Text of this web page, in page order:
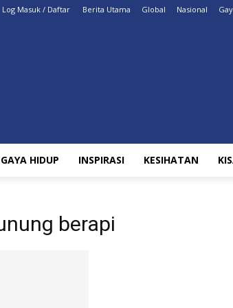
Log Masuk / Daftar Berita Utama Global Nasional
GAYA HIDUP INSPIRASI KESIHATAN
berapi